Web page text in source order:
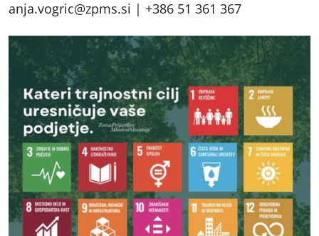
anja.vogric@zpms.si | +386 51 361 367